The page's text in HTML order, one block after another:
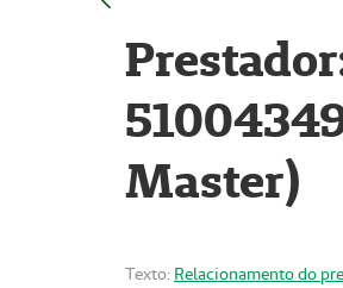
Master)
Texto: Relacionamento do